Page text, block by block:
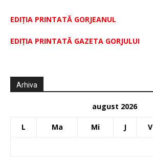
EDIȚIA PRINTATĂ GORJEANUL
EDIŢIA PRINTATĂ GAZETA GORJULUI
Arhiva
august 2026
L Ma Mi J V